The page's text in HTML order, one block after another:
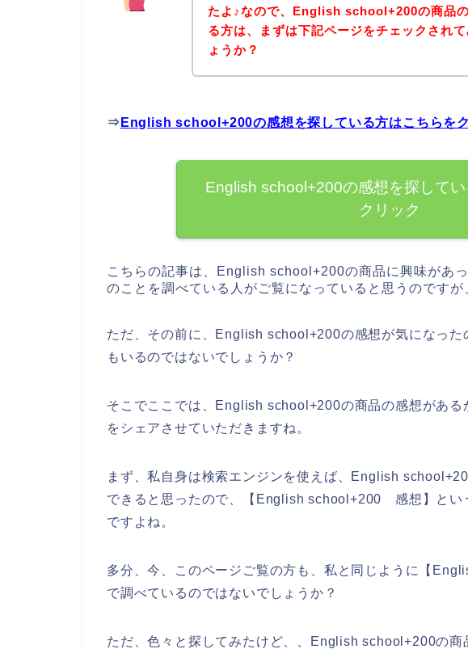
たよ♪なので、English school+200の商品
る方は、まずは下記ページをチェックされ
ょうか？
⇒ English school+200の感想を探している方はこちらを
English school+200の感想を探して
クリック
こちらの記事は、English school+200の商品に興味があ
のことを調べている人がご覧になっていると思うのですが
ただ、その前に、English school+200の感想が気になった
もいるのではないでしょうか？
そこでここでは、English school+200の商品の感想がある
をシェアさせていただきますね。
まず、私自身は検索エンジンを使えば、English
できると思ったので、【English school+200 感想】とい
ですよね。
多分、今、このページご覧の方も、私と同じように【
で調べているのではないでしょうか？
ただ、色々と探してみたけど、、English school+200の商